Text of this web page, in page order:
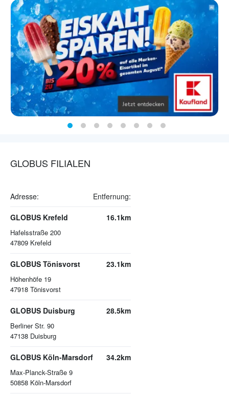
GLOBUS FILIALEN
Adresse: Entfernung:
GLOBUS Krefeld
Hafelsstraße 200
47809 Krefeld
16.1km
GLOBUS Tönisvorst
Höhenhöfe 19
47918 Tönisvorst
23.1km
GLOBUS Duisburg
Berliner Str. 90
47138 Duisburg
28.5km
GLOBUS Köln-Marsdorf
Max-Planck-Straße 9
50858 Köln-Marsdorf
34.2km